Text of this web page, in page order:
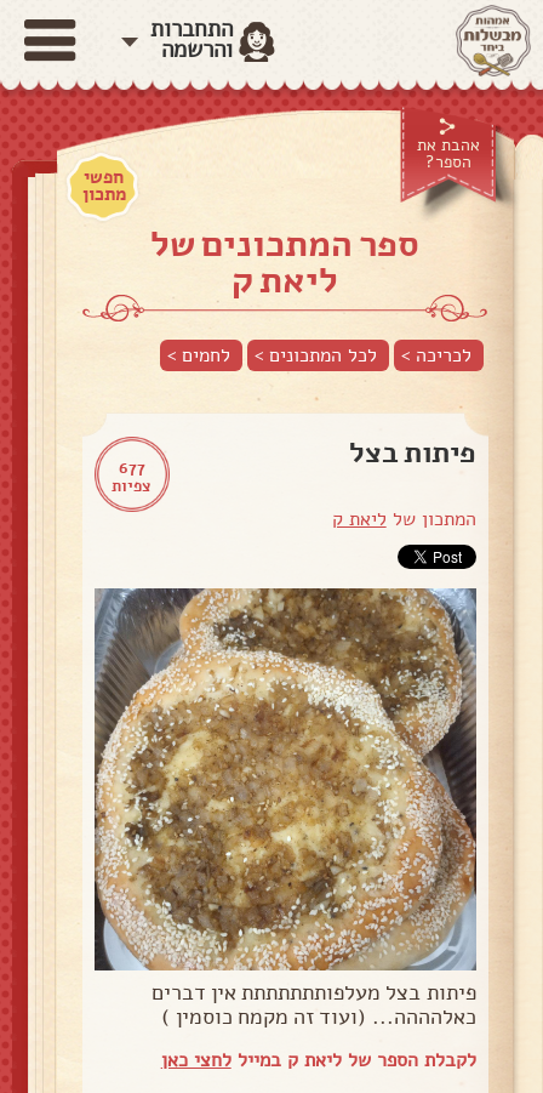
התחברות
והרשמה
אהבת את
הספר?
חפשי
מתכון
ספר המתכונים של
ליאת ק
לכריכה > לכל המתכונים > לחמים>
677
צפיות
פיתות בצל
המתכון של ליאת ק
פיתות בצל מעלפותתתתתתת אין דברים
כאלהההה... (ועוד זה מקמח כוסמין )
לקבלת הספר של ליאת ק במייללחצי כאן